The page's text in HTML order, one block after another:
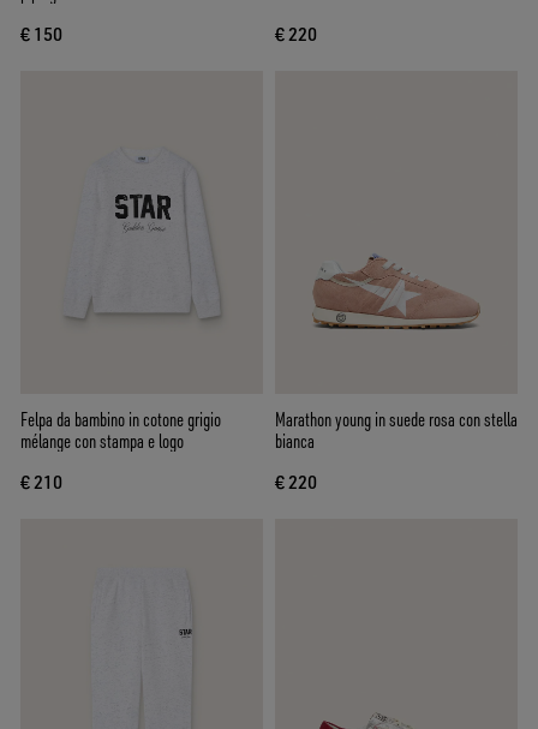
€ 150 € 220
Felpa da bambino in cotone grigio
mélange con stampa e logo
€ 210
Marathon young in suede rosa con stella
bianca
€ 220